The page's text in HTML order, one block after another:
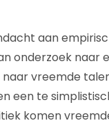
aan
onderzoek naar
vreemde
een te
komen